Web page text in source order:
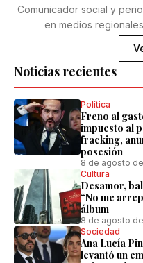
Noticias recientes
Política
Freno al
impuesto al
fracking,
posesión
8 de agosto
Cultura
Desamor,
“No me
álbum
8 de agosto
Sociedad
Ana Lucía
levantó un
Comunicador social y
en medios